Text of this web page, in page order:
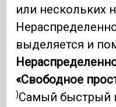
или нескольких
выделяется и
«Свободное
)Самый быстрый